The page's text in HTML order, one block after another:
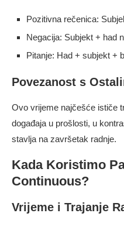
Pozitivna rečenica:
Negacija: Subjekt + had
Pitanje: Had + subjekt +
Povezanost s
Ovo vrijeme najčešće ističe
događaja u prošlosti, u
stavlja na završetak radnje.
Kada Koristimo
Continuous?
Vrijeme i Trajanje